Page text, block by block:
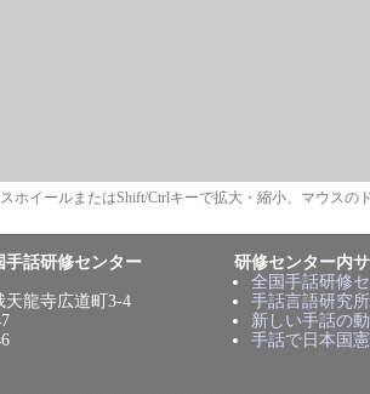
ホイールまたはShift/Ctrlキーで拡大・縮小、マウスの
手話研修センター
天龍寺広道町3-4
研修センター内
全国手話研修
手話言語研究所
新しい手話の
手話で日本国